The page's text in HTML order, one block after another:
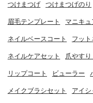
つけまつげ つけまつげのり
眉毛テンプレート マニキュ
ネイルベースコート フッ
ネイルケアセット 爪やすり
リップコート ビューラー
メイクブラシセット アイ